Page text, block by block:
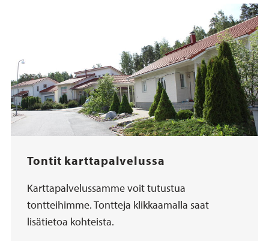
Tontit karttapalvelussa
Karttapalvelussamme voit tutustua
tontteihimme. Tontteja klikkaamalla saat
lisätietoa kohteista.